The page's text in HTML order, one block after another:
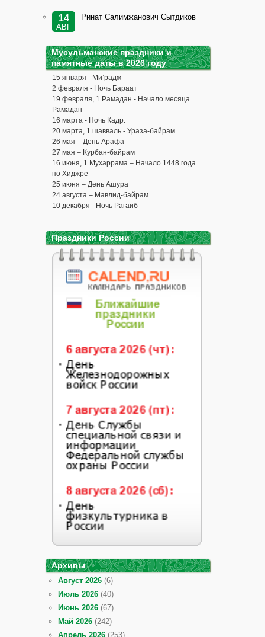
14
АВГ
Ринат Салимжанович Сытдиков
Мусульманские праздники и
памятные даты в 2026 году
15 января - Ми’радж
2 февраля - Ночь Бараат
19 февраля, 1 Рамадан - Начало месяца
Рамадан
16 марта - Ночь Кадр.
20 марта, 1 шавваль - Ураза-байрам
26 мая – День Арафа
27 мая – Курбан-байрам
16 июня, 1 Мухаррама – Начало 1448 года
по Хиджре
25 июня – День Ашура
24 августа – Мавлид-байрам
10 декабря - Ночь Рагаиб
Праздники России
Архивы
Август 2026 (6)
Июль 2026 (40)
Июнь 2026 (67)
Май 2026 (242)
Апрель 2026 (253)